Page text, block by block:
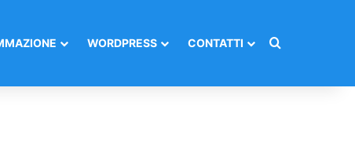
WORDPRESS CONTATTI Cerca per